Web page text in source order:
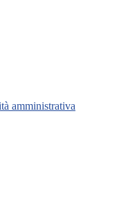
amministrativa